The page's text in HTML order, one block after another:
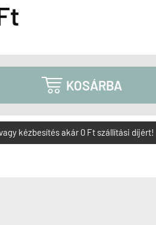
 KOSÁRBA
kézbesítés akár 0 Ft szállítási díjért!